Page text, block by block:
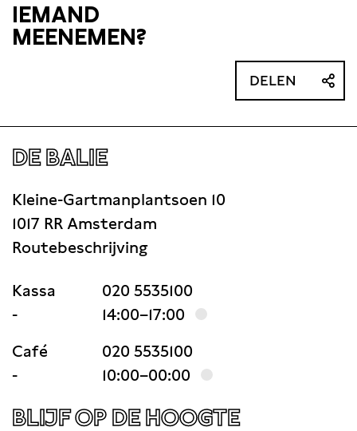
IEMAND
MEENEMEN?
DELEN
DE BALIE
Kleine-Gartmanplantsoen 10
1017 RR Amsterdam
Routebeschrijving
Kassa
020 5535100
-
14:00–17:00
Café
020 5535100
-
10:00–00:00
BLIJF OP DE HOOGTE